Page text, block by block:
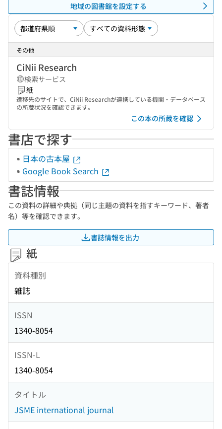
地域の図書館を設定する
その他
CiNii Research
検索サービス
紙
遷移先のサイトで、CiNii Researchが連携している機関・データベース
の所蔵状況を確認できます。
この本の所蔵を確認
書店で探す
日本の古本屋
Google Book Search
書誌情報
この資料の詳細や典拠（同じ主題の資料を指すキーワード、著者
名）等を確認できます。
書誌情報を出力
紙
資料種別
雑誌
ISSN
1340-8054
ISSN-L
1340-8054
タイトル
JSME international journal